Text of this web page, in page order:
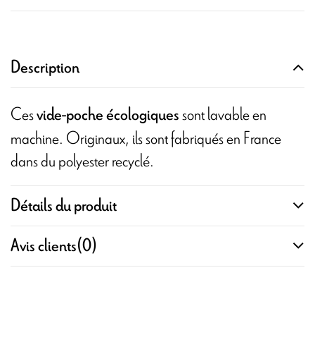
Description
Cesvide-poche écologiquessont lavable en
machine. Originaux, ils sont fabriqués en France
dans du polyester recyclé.
Détails du produit
Avis clients(0)